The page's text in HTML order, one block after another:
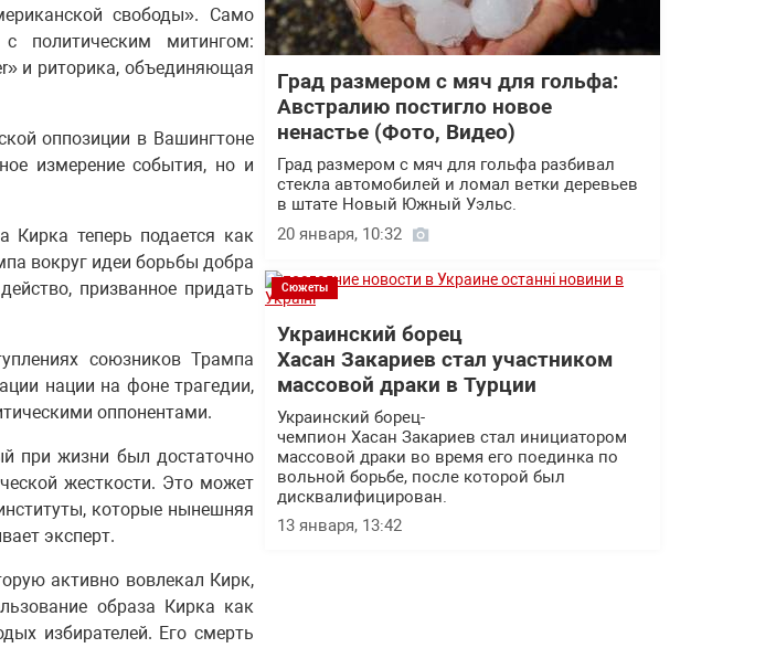
свободы». Само
с политическим митингом:
и риторика, объединяющая
оппозиции в Вашингтоне
измерение события, но и
Кирка теперь подается как
вокруг идеи борьбы добра
призванное придать
союзников Трампа
нации на фоне трагедии,
оппонентами.
при жизни был достаточно
жесткости. Это может
которые нынешняя
эксперт.
активно вовлекал Кирк,
образа Кирка как
избирателей. Его смерть
Град размером с мяч для гольфа:
Австралию постигло новое
ненастье (Фото, Видео)
Град размером с мяч для гольфа разбивал
стекла автомобилей и ломал ветки деревьев
в штате Новый Южный Уэльс.
20 января, 10:32
Сюжеты
Украинский борец
Хасан Закариев стал участником
массовой драки в Турции
Украинский борец-
чемпион Хасан Закариев стал инициатором
массовой драки во время его поединка по
вольной борьбе, после которой был
дисквалифицирован.
13 января, 13:42